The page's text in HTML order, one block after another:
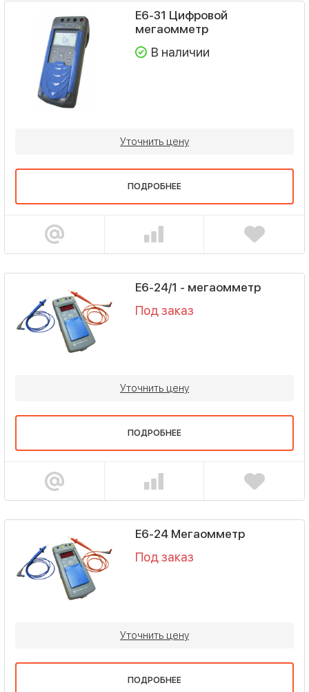
Е6-31 Цифровой
мегаомметр
В наличии
Уточнить цену
ПОДРОБНЕЕ
Е6-24/1 - мегаомметр
Под заказ
Уточнить цену
ПОДРОБНЕЕ
Е6-24 Мегаомметр
Под заказ
Уточнить цену
ПОДРОБНЕЕ